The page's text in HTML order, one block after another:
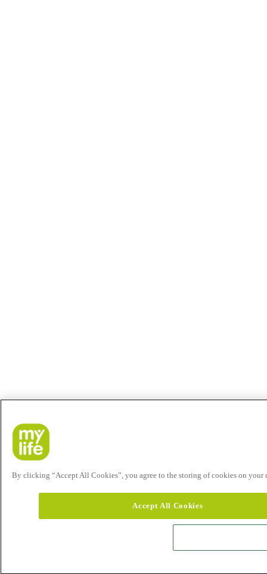
By clicking “Accept All Cookies”, you agree to the storing of cookies on your
Accept All Cookies